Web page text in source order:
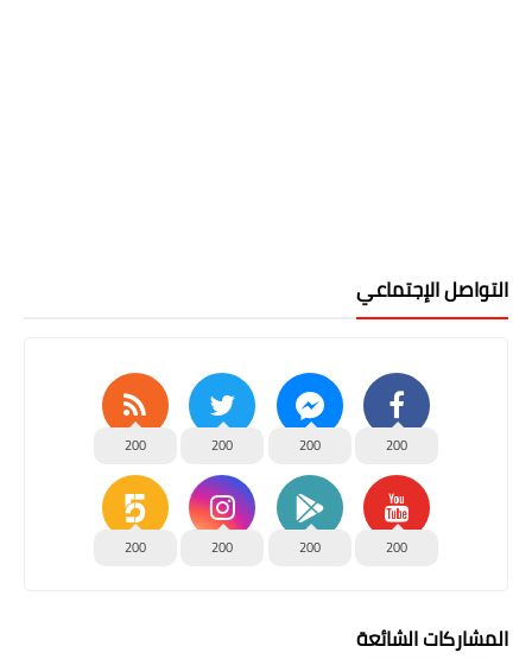
التواصل الإجتماعي
200
200
200
200
200
200
200
200
المشاركات الشائعة